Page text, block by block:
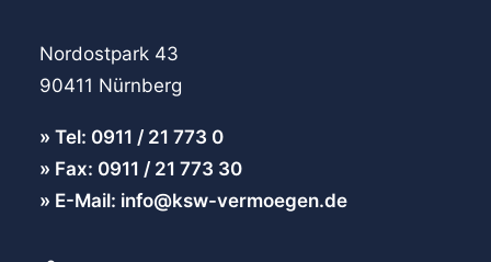
Nordostpark 43
90411 Nürnberg
Tel: 0911 / 21 773 0
Fax: 0911 / 21 773 30
E-Mail: info@ksw-vermoegen.de